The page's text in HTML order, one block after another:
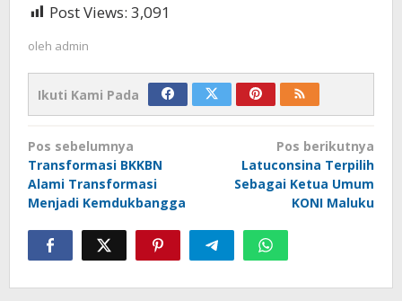
Post Views: 3,091
oleh admin
Ikuti Kami Pada
Navigasi
pos
Pos sebelumnya
Transformasi BKKBN
Alami Transformasi
Menjadi Kemdukbangga
Pos berikutnya
Latuconsina Terpilih
Sebagai Ketua Umum
KONI Maluku